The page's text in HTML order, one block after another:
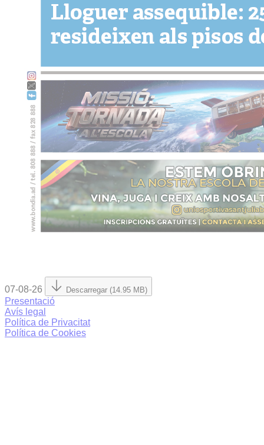
07-08-26 Descarregar (14.95 MB)
Presentació
Avís legal
Política de Privacitat
Política de Cookies